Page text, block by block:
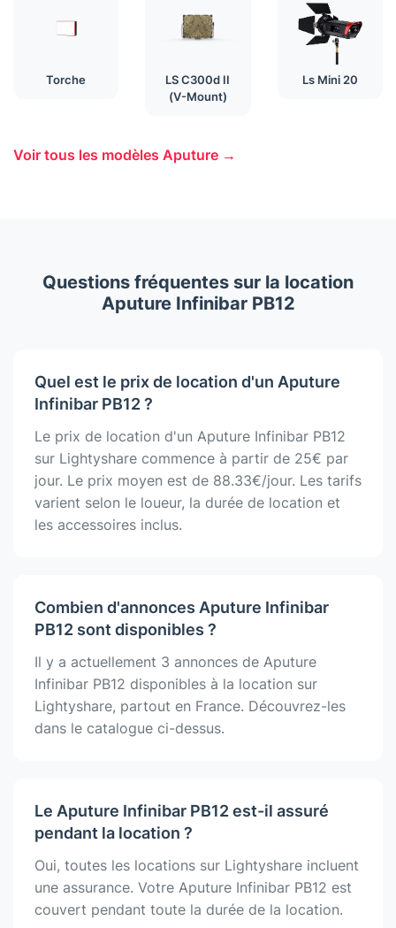
Torche
LS C300d II
(V-Mount)
Ls Mini 20
Voir tous les modèles Aputure →
Questions fréquentes sur la location
Aputure Infinibar PB12
Quel est le prix de location d'un Aputure
Infinibar PB12 ?
Le prix de location d'un Aputure Infinibar PB12
sur Lightyshare commence à partir de 25€ par
jour. Le prix moyen est de 88.33€/jour. Les tarifs
varient selon le loueur, la durée de location et
les accessoires inclus.
Combien d'annonces Aputure Infinibar
PB12 sont disponibles ?
Il y a actuellement 3 annonces de Aputure
Infinibar PB12 disponibles à la location sur
Lightyshare, partout en France. Découvrez-les
dans le catalogue ci-dessus.
Le Aputure Infinibar PB12 est-il assuré
pendant la location ?
Oui, toutes les locations sur Lightyshare incluent
une assurance. Votre Aputure Infinibar PB12 est
couvert pendant toute la durée de la location.